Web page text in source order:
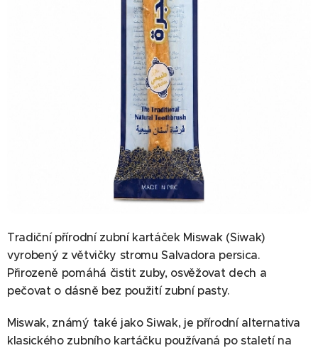
Tradiční přírodní zubní kartáček Miswak (Siwak)
vyrobený z větvičky stromu Salvadora persica.
Přirozeně pomáhá čistit zuby, osvěžovat dech a
pečovat o dásně bez použití zubní pasty.
Miswak, známý také jako Siwak, je přírodní alternativa
klasického zubního kartáčku používaná po staletí na